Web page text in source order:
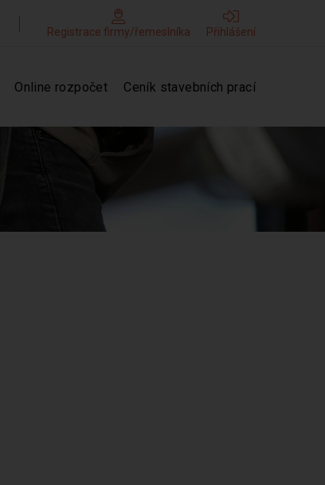
Registrace firmy/řemeslníka Přihlášení
Online rozpočet Ceník stavebních prací